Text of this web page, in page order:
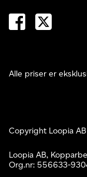
Alle priser er
Copyright Loopia
Loopia AB,
Org.nr: 556633-